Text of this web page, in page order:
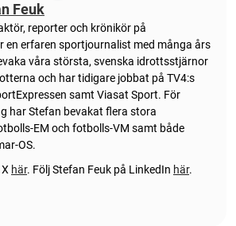
Feuk
reporter och krönikör på
en erfaren sportjournalist med många års
våra största, svenska idrottsstjärnor
och har tidigare jobbat på TV4:s
samt Viasat Sport. För
har Stefan bevakat flera stora
EM och fotbolls-VM samt både
OS.
här. Följ Stefan Feuk på LinkedIn här.